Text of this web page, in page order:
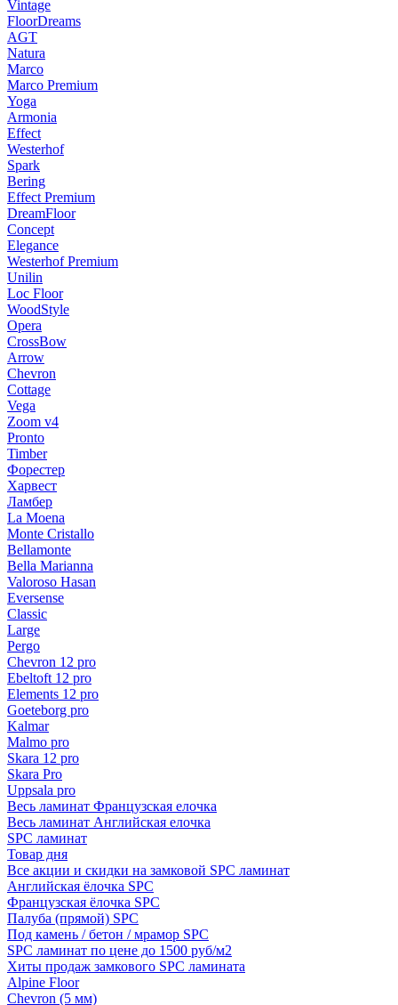
Vintage
FloorDreams
AGT
Natura
Marco
Marco Premium
Yoga
Armonia
Effect
Westerhof
Spark
Bering
Effect Premium
DreamFloor
Concept
Elegance
Westerhof Premium
Unilin
Loc Floor
WoodStyle
Opera
CrossBow
Arrow
Chevron
Cottage
Vega
Zoom v4
Pronto
Timber
Форестер
Харвест
Ламбер
La Moena
Monte Cristallo
Bellamonte
Bella Marianna
Valoroso Hasan
Eversense
Classic
Large
Pergo
Chevron 12 pro
Ebeltoft 12 pro
Elements 12 pro
Goeteborg pro
Kalmar
Malmo pro
Skara 12 pro
Skara Pro
Uppsala pro
Весь ламинат Французская елочка
Весь ламинат Английская елочка
SPC ламинат
Товар дня
Все акции и скидки на замковой SPC ламинат
Английская ёлочка SPC
Французская ёлочка SPC
Палуба (прямой) SPC
Под камень / бетон / мрамор SPC
SPC ламинат по цене до 1500 руб/м2
Хиты продаж замкового SPC ламината
Alpine Floor
Chevron (5 мм)